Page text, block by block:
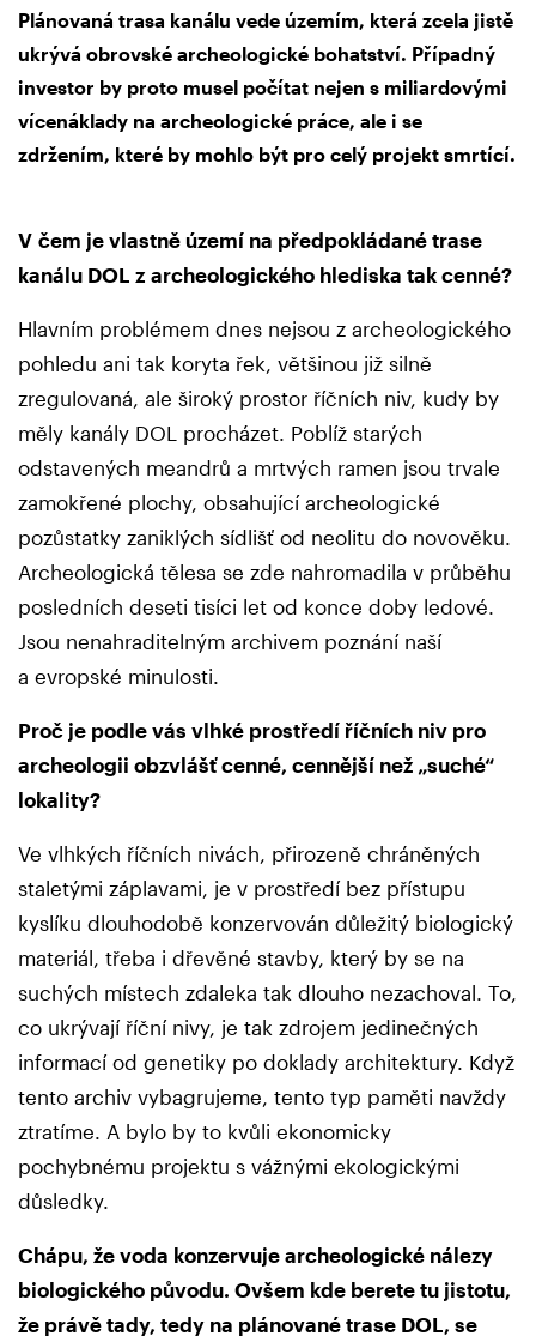
Plánovaná trasa kanálu vede územím, která zcela jistě
ukrývá obrovské archeologické bohatství. Případný
investor by proto musel počítat nejen s miliardovými
vícenáklady na archeologické práce, ale i se
zdržením, které by mohlo být pro celý projekt smrtící.
V čem je vlastně území na předpokládané trase
kanálu DOL z archeologického hlediska tak cenné?
Hlavním problémem dnes nejsou z archeologického
pohledu ani tak koryta řek, většinou již silně
zregulovaná, ale široký prostor říčních niv, kudy by
měly kanály DOL procházet. Poblíž starých
odstavených meandrů a mrtvých ramen jsou trvale
zamokřené plochy, obsahující archeologické
pozůstatky zaniklých sídlišť od neolitu do novověku.
Archeologická tělesa se zde nahromadila v průběhu
posledních deseti tisíci let od konce doby ledové.
Jsou nenahraditelným archivem poznání naší
a evropské minulosti.
Proč je podle vás vlhké prostředí říčních niv pro
archeologii obzvlášť cenné, cennější než „suché“
lokality?
Ve vlhkých říčních nivách, přirozeně chráněných
staletými záplavami, je v prostředí bez přístupu
kyslíku dlouhodobě konzervován důležitý biologický
materiál, třeba i dřevěné stavby, který by se na
suchých místech zdaleka tak dlouho nezachoval. To,
co ukrývají říční nivy, je tak zdrojem jedinečných
informací od genetiky po doklady architektury. Když
tento archiv vybagrujeme, tento typ paměti navždy
ztratíme. A bylo by to kvůli ekonomicky
pochybnému projektu s vážnými ekologickými
důsledky.
Chápu, že voda konzervuje archeologické nálezy
biologického původu. Ovšem kde berete tu jistotu,
že právě tady, tedy na plánované trase DOL, se